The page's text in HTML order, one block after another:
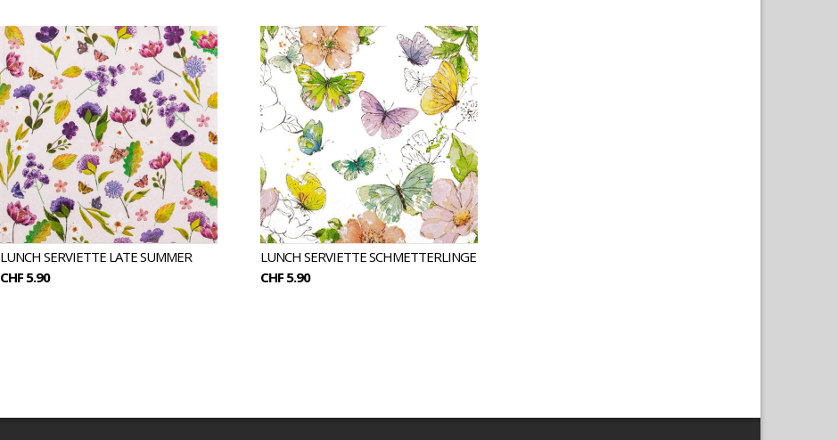
LUNCH SERVIETTE LATE SUMMER
CHF 5.90
LUNCH SERVIETTE SCHMETTERLINGE
CHF 5.90